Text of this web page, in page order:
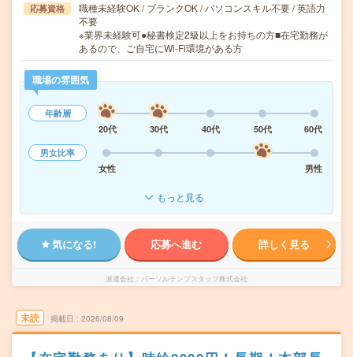
応募資格
職種未経験OK / ブランクOK / パソコンスキル不要 / 英語力
不要
※業界未経験可●秘書検定2級以上をお持ちの方■在宅勤務が
あるので、ご自宅にWi-Fi環境がある方
職場の雰囲気
年齢層
20代
30代 40代 50代
60代
男女比率
女性
男性
もっと見る
気になる! 応募へ進む 詳しく見る
派遣会社 パーソルテンプスタッフ株式会社
未読 掲載日 2026/08/09